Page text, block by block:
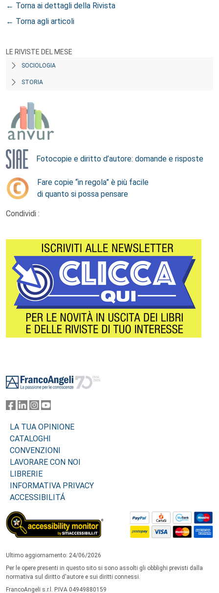
← Torna ai dettagli della Rivista
← Torna agli articoli
LE RIVISTE DEL MESE
SOCIOLOGIA
STORIA
Fotocopie e diritto d’autore: domande e risposte
Fare copie “in regola” è più facile
di quanto si possa pensare
Condividi :
LA TUA OPINIONE
CATALOGHI
CONVENZIONI
LAVORARE CON NOI
LIBRERIE
INFORMATIVA PRIVACY
ACCESSIBILITÁ
Ultimo aggiornamento: 24/06/2026
Per le opere presenti in questo sito si sono assolti gli obblighi previsti dalla
normativa sul diritto d'autore e sui diritti connessi.
FrancoAngeli s.r.l. P.IVA 04949880159